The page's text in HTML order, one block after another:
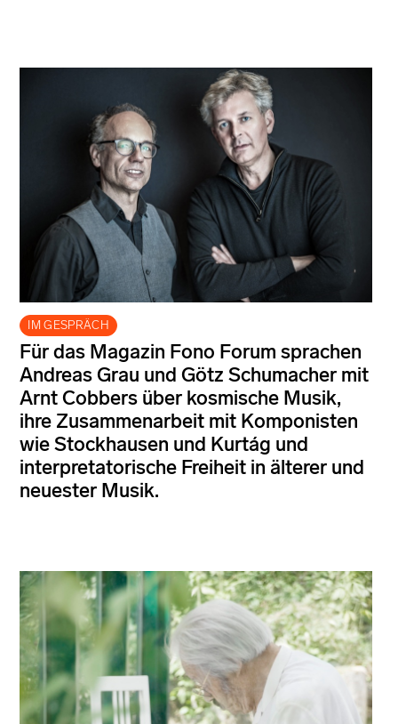
IM GESPRÄCH
Für das Magazin Fono Forum sprachen
Andreas Grau und Götz Schumacher mit
Arnt Cobbers über kosmische Musik,
ihre Zusammenarbeit mit Komponisten
wie Stockhausen und Kurtág und
interpretatorische Freiheit in älterer und
neuester Musik.